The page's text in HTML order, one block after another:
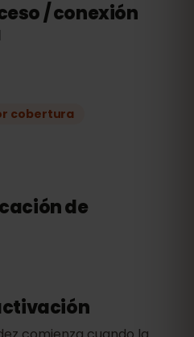
/ conexión
cobertura
de